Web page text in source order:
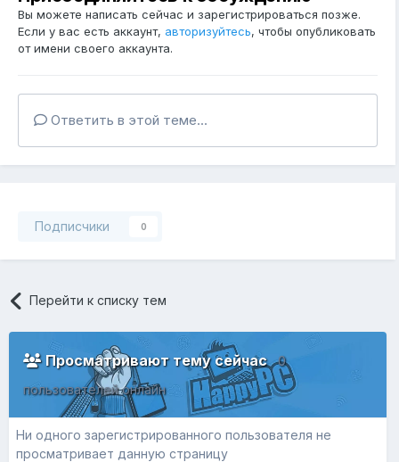
Вы можете написать сейчас и зарегистрироваться позже.
Если у вас есть аккаунт, авторизуйтесь, чтобы опубликовать
от имени своего аккаунта.
Ответить в этой теме...
Подписчики 0
Перейти к списку тем
Просматривают тему сейчас0
пользователей онлайн
Ни одного зарегистрированного пользователя не
просматривает данную страницу